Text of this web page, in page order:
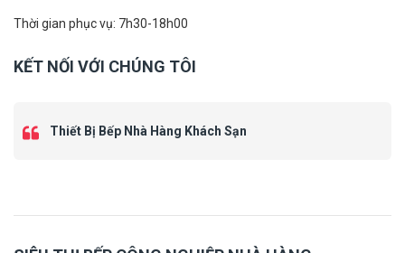
Thời gian phục vụ: 7h30-18h00
KẾT NỐI VỚI CHÚNG TÔI
Thiết Bị Bếp Nhà Hàng Khách Sạn